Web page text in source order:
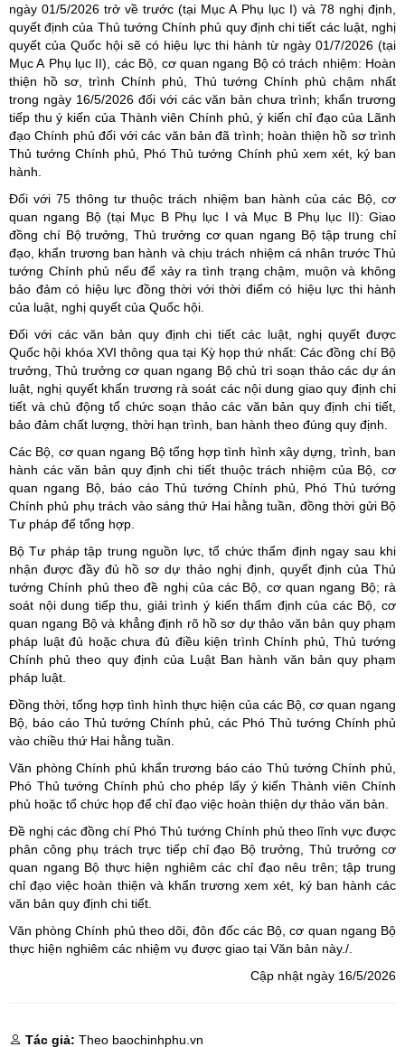
ngày 01/5/2026 trở về trước (tại Mục A Phụ lục I) và 78 nghị định,
quyết định của Thủ tướng Chính phủ quy định chi tiết các luật, nghị
quyết của Quốc hội sẽ có hiệu lực thi hành từ ngày 01/7/2026 (tại
Mục A Phụ lục II), các Bộ, cơ quan ngang Bộ có trách nhiệm: Hoàn
thiện hồ sơ, trình Chính phủ, Thủ tướng Chính phủ chậm nhất
trong ngày 16/5/2026 đối với các văn bản chưa trình; khẩn trương
tiếp thu ý kiến của Thành viên Chính phủ, ý kiến chỉ đạo của Lãnh
đạo Chính phủ đối với các văn bản đã trình; hoàn thiện hồ sơ trình
Thủ tướng Chính phủ, Phó Thủ tướng Chính phủ xem xét, ký ban
hành.
Đối với 75 thông tư thuộc trách nhiệm ban hành của các Bộ, cơ
quan ngang Bộ (tại Mục B Phụ lục I và Mục B Phụ lục II): Giao
đồng chí Bộ trưởng, Thủ trưởng cơ quan ngang Bộ tập trung chỉ
đạo, khẩn trương ban hành và chịu trách nhiệm cá nhân trước Thủ
tướng Chính phủ nếu để xảy ra tình trạng chậm, muộn và không
bảo đảm có hiệu lực đồng thời với thời điểm có hiệu lực thi hành
của luật, nghị quyết của Quốc hội.
Đối với các văn bản quy định chi tiết các luật, nghị quyết được
Quốc hội khóa XVI thông qua tại Kỳ họp thứ nhất: Các đồng chí Bộ
trưởng, Thủ trưởng cơ quan ngang Bộ chủ trì soạn thảo các dự án
luật, nghị quyết khẩn trương rà soát các nội dung giao quy định chi
tiết và chủ động tổ chức soạn thảo các văn bản quy định chi tiết,
bảo đảm chất lượng, thời hạn trình, ban hành theo đúng quy định.
Các Bộ, cơ quan ngang Bộ tổng hợp tình hình xây dựng, trình, ban
hành các văn bản quy định chi tiết thuộc trách nhiệm của Bộ, cơ
quan ngang Bộ, báo cáo Thủ tướng Chính phủ, Phó Thủ tướng
Chính phủ phụ trách vào sáng thứ Hai hằng tuần, đồng thời gửi Bộ
Tư pháp để tổng hợp.
Bộ Tư pháp tập trung nguồn lực, tổ chức thẩm định ngay sau khi
nhận được đầy đủ hồ sơ dự thảo nghị định, quyết định của Thủ
tướng Chính phủ theo đề nghị của các Bộ, cơ quan ngang Bộ; rà
soát nội dung tiếp thu, giải trình ý kiến thẩm định của các Bộ, cơ
quan ngang Bộ và khẳng định rõ hồ sơ dự thảo văn bản quy phạm
pháp luật đủ hoặc chưa đủ điều kiện trình Chính phủ, Thủ tướng
Chính phủ theo quy định của Luật Ban hành văn bản quy phạm
pháp luật.
Đồng thời, tổng hợp tình hình thực hiện của các Bộ, cơ quan ngang
Bộ, báo cáo Thủ tướng Chính phủ, các Phó Thủ tướng Chính phủ
vào chiều thứ Hai hằng tuần.
Văn phòng Chính phủ khẩn trương báo cáo Thủ tướng Chính phủ,
Phó Thủ tướng Chính phủ cho phép lấy ý kiến Thành viên Chính
phủ hoặc tổ chức họp để chỉ đạo việc hoàn thiện dự thảo văn bản.
Đề nghị các đồng chí Phó Thủ tướng Chính phủ theo lĩnh vực được
phân công phụ trách trực tiếp chỉ đạo Bộ trưởng, Thủ trưởng cơ
quan ngang Bộ thực hiện nghiêm các chỉ đạo nêu trên; tập trung
chỉ đạo việc hoàn thiện và khẩn trương xem xét, ký ban hành các
văn bản quy định chi tiết.
Văn phòng Chính phủ theo dõi, đôn đốc các Bộ, cơ quan ngang Bộ
thực hiện nghiêm các nhiệm vụ được giao tại Văn bản này./.
Cập nhật ngày 16/5/2026
Tác giả: Theo baochinhphu.vn